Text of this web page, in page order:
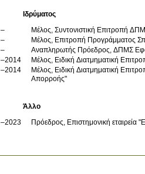
Ιδρύματος
Μέλος, Συντονιστική Επιτροπή
Μέλος, Επιτροπή Προγράμματος
Αναπληρωτής Πρόεδρος, ΔΠΜΣ
2014
Μέλος, Ειδική Διατμηματική
2014
Μέλος, Ειδική Διατμηματική
Απορροής"
Άλλο
2023 Πρόεδρος, Επιστημονική